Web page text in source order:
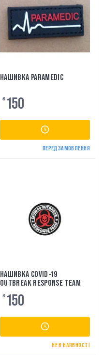
НАШИВКА PARAMEDIC
₴ 150
ПЕРЕДЗАМОВЛЕННЯ
НАШИВКА COVID-19
OUTBREAK RESPONSE TEAM
₴ 150
НЕ В НАЯВНОСТІ